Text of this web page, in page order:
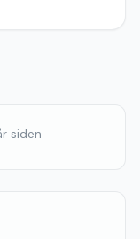
siden